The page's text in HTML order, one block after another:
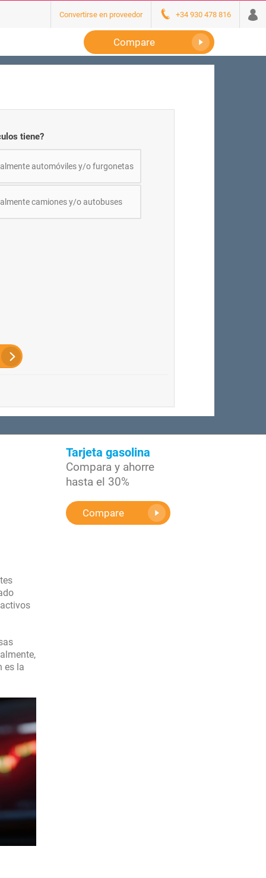
Convertirse en proveedor +34 930 478 816
Compare
tiene?
automóviles y/o furgonetas
camiones y/o autobuses
es la
Tarjeta gasolina
Compara y ahorre
hasta el 30%
Compare